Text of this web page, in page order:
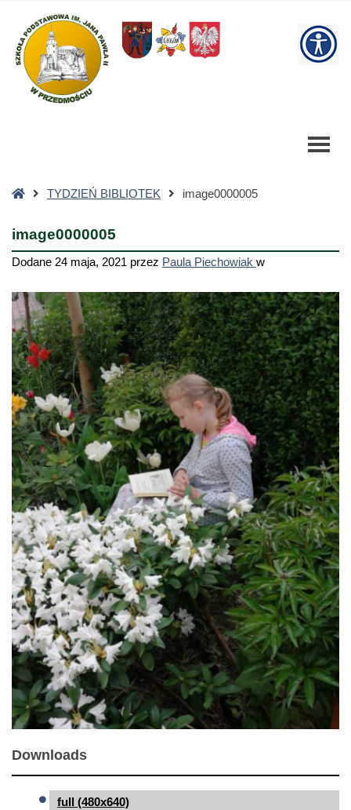
Szkoła
Podstawowa
StronaTYDZIEŃ BIBLIOTEK image0000005
image0000005
Dodane 24 maja, 2021 przez Paula Piechowiak w
Downloads
full (480x640)